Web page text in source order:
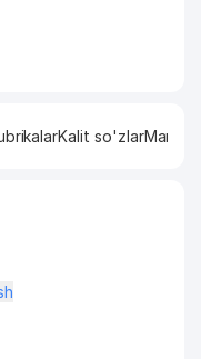
Kalit so'zlarManzil